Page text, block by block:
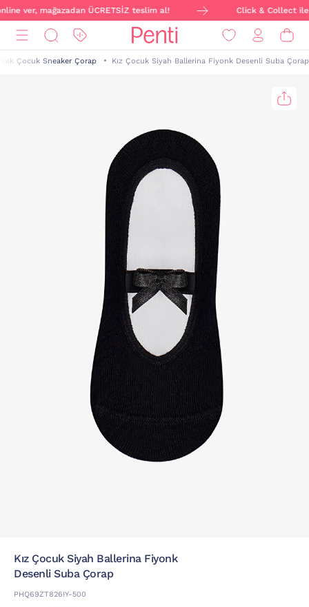
ver, mağazadan ÜCRETSİZ teslim al! Click & Collect ile
Çocuk Sneaker Çorap Kız Çocuk Siyah Ballerina Fiyonk Desenli Suba Çorap
Kız Çocuk Siyah Ballerina Fiyonk
Desenli Suba Çorap
PHQ69ZT826IY-500